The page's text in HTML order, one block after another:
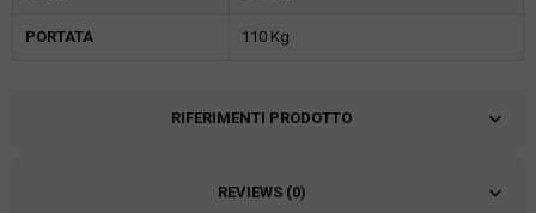
PORTATA 110 Kg
RIFERIMENTI PRODOTTO
REVIEWS (0)